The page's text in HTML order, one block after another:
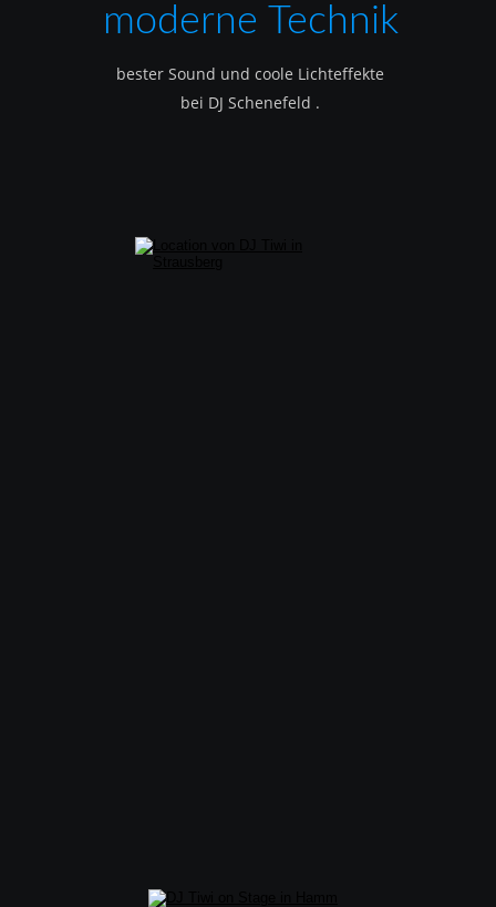
moderne Technik
bester Sound und coole Lichteffekte
bei DJ Schenefeld .